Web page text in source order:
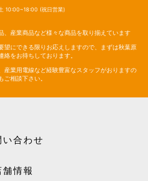
10:00~18:00 (祝日営業)
、産業商品など様々な商品を取り揃えています
望にできる限りお応えしますので、まずは秋葉原
絡をお待ちしております。
産業用電線など経験豊富なスタッフがおりますの
ご相談下さい。
い合わせ
舗情報